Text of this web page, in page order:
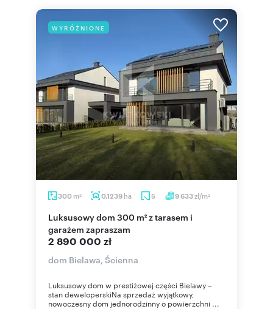
WYRÓŻNIONE
300 m2 0,1239 ha 5 9 633zł/m2
Luksusowy dom 300 m² z tarasem i
garażem zapraszam
2 890 000 zł
dom Bielawa, Ścienna
Luksusowy dom w prestiżowej części Bielawy –
stan deweloperskiNa sprzedaż wyjątkowy,
nowoczesny dom jednorodzinny o powierzchni ...